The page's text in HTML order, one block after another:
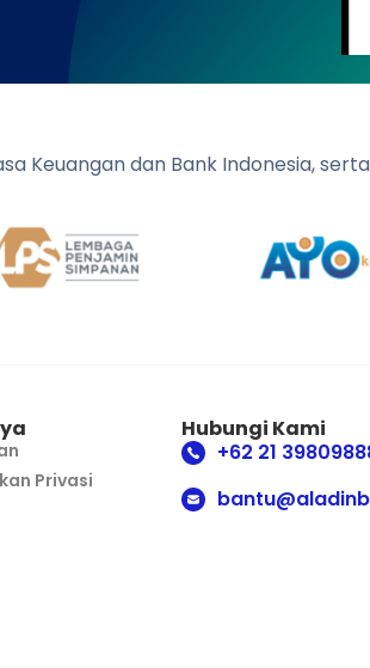
Keuangan dan Bank Indonesia,
Privasi
Hubungi Kami
+62 21